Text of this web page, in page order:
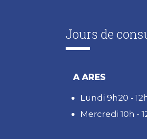
Jours de
A ARES
Lundi 9h20 -
Mercredi 10h -